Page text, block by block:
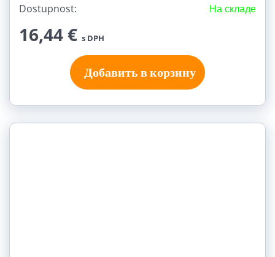
Dostupnost: На складе
16,44 € s DPH
Добавить в корзину